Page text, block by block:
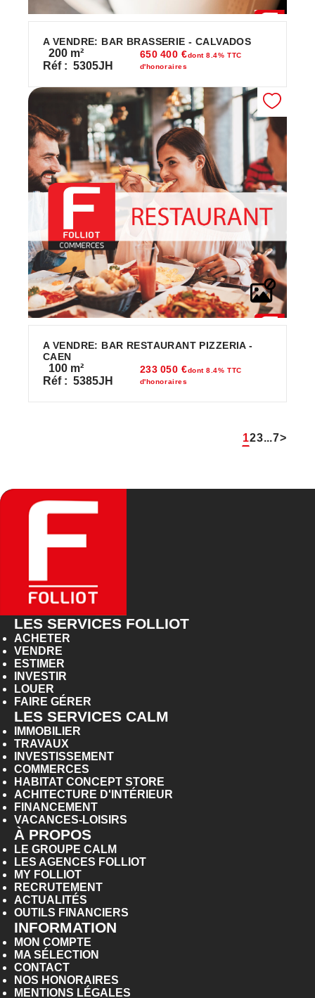
A VENDRE: BAR BRASSERIE - CALVADOS
200 m²
Réf : 5305JH
650 400 €dont 8.4% TTC
d'honoraires
A VENDRE: BAR RESTAURANT PIZZERIA -
CAEN
100 m²
Réf : 5385JH
233 050 €dont 8.4% TTC
d'honoraires
123...7>
LES SERVICES FOLLIOT
ACHETER
VENDRE
ESTIMER
INVESTIR
LOUER
FAIRE GÉRER
LES SERVICES CALM
IMMOBILIER
TRAVAUX
INVESTISSEMENT
COMMERCES
HABITAT CONCEPT STORE
ACHITECTURE D'INTÉRIEUR
FINANCEMENT
VACANCES-LOISIRS
À PROPOS
LE GROUPE CALM
LES AGENCES FOLLIOT
MY FOLLIOT
RECRUTEMENT
ACTUALITÉS
OUTILS FINANCIERS
INFORMATION
MON COMPTE
MA SÉLECTION
CONTACT
NOS HONORAIRES
MENTIONS LÉGALES